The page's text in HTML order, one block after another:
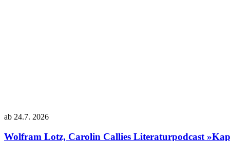
ab 24.7. 2026
Wolfram Lotz, Carolin Callies Literaturpodcast